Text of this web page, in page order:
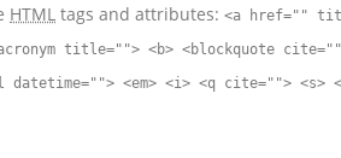
HTML tags and attributes:<a href=""
title=""> <b> <blockquote
datetime=""> <em> <i> <q cite=""> <s>